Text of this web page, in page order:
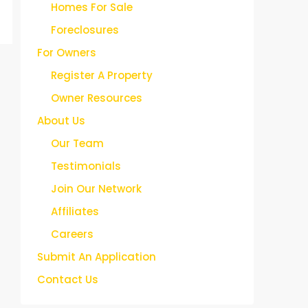
Homes For Sale
Foreclosures
For Owners
Register A Property
Owner Resources
About Us
Our Team
Testimonials
Join Our Network
Affiliates
Careers
Submit An Application
Contact Us